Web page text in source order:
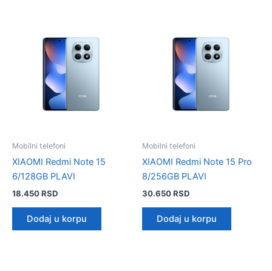
Mobilni telefoni
XIAOMI Redmi Note 15
6/128GB PLAVI
18.450RSD
Dodaj u korpu
Mobilni telefoni
XIAOMI Redmi Note 15 Pro
8/256GB PLAVI
30.650RSD
Dodaj u korpu